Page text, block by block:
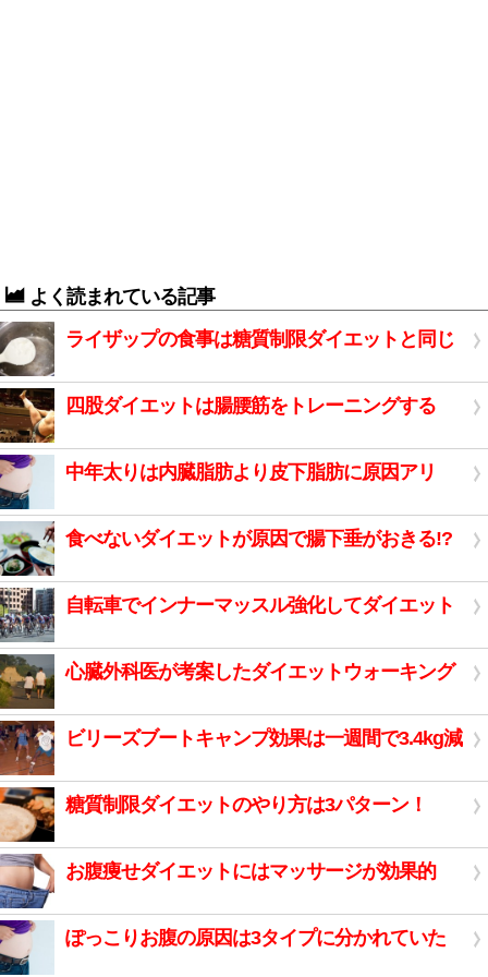
よく読まれている記事
ライザップの食事は糖質制限ダイエットと同じ
四股ダイエットは腸腰筋をトレーニングする
中年太りは内臓脂肪より皮下脂肪に原因アリ
食べないダイエットが原因で腸下垂がおきる!?
自転車でインナーマッスル強化してダイエット
心臓外科医が考案したダイエットウォーキング
ビリーズブートキャンプ効果は一週間で3.4kg減
糖質制限ダイエットのやり方は3パターン！
お腹痩せダイエットにはマッサージが効果的
ぽっこりお腹の原因は3タイプに分かれていた